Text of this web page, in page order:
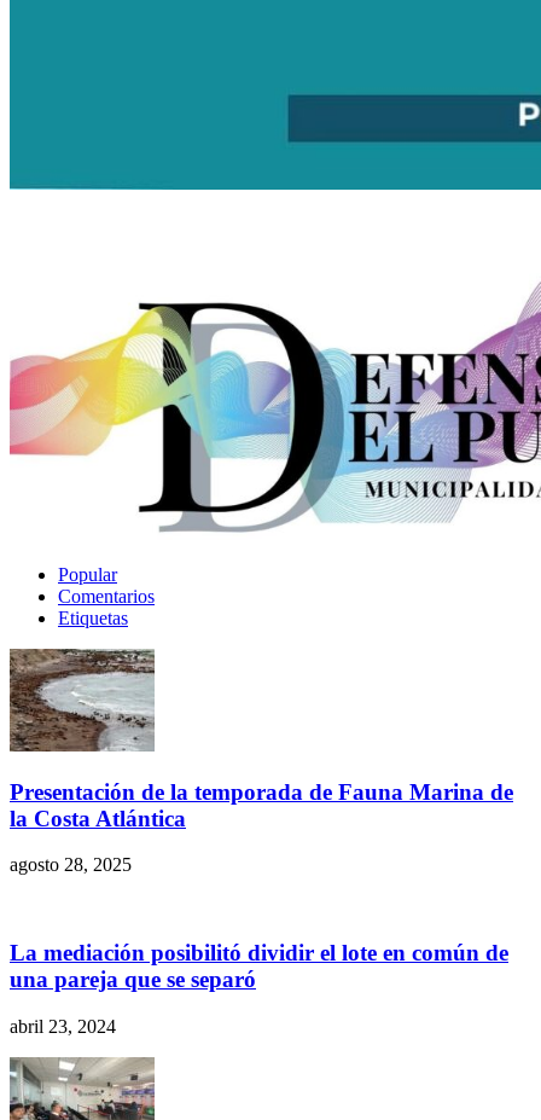
Popular
Comentarios
Etiquetas
Presentación de la temporada de Fauna Marina de
la Costa Atlántica
agosto 28, 2025
La mediación posibilitó dividir el lote en común de
una pareja que se separó
abril 23, 2024